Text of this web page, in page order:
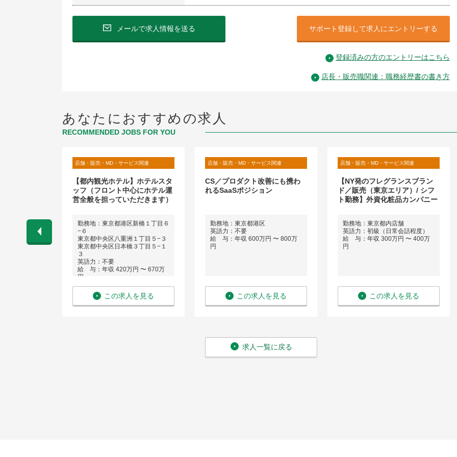
メールで求人情報を送る サポート登録して求人にエントリーする
登録済みの方のエントリーはこちら
店長・販売職関連：職務経歴書の書き方
あなたにおすすめの求人
RECOMMENDED JOBS FOR YOU
クリムゾ
〜 1,000
店舗・販売・MD・サービス関連
【都内観光ホテル】ホテルスタ
ッフ（フロント中心にホテル運
営全般を担っていただきます）
勤務地：東京都港区新橋１丁目６
−６
東京都中央区八重洲１丁目５−３
東京都中央区日本橋３丁目５−１
３
英語力：不要
給 与：年収 420万円 〜 670万
円
この求人を見る
店舗・販売・MD・サービス関連
CS／プロダクト改善にも携わ
れるSaaSポジション
勤務地：東京都港区
英語力：不要
給 与：年収 600万円 〜 800万
円
この求人を見る
店舗・販売・MD・サービス関連
【NY発のフレグランスブラン
ド／販売（東京エリア）/ シフ
ト勤務】外資化粧品カンパニー
勤務地：東京都内店舗
英語力：初級（日常会話程度）
給 与：年収 300万円 〜 400万
円
この求人を見る
求人一覧に戻る